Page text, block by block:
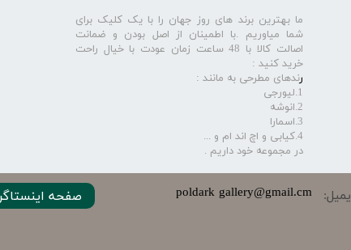
ما بهترین برند های روز جهان را با یک کلیک برای
شما میاوریم .با اطمینان از اصل بودن و ضمانت
اصالت کالا با 48 ساعت زمان عودت با خیال راحت
خرید کنید :
رندهای مطرحی به مانند :
1.لیورجی
2.انوشه
3.اسمارا
4.کیابی و اچ اند ام و ...
در مجموعه خود داریم .​​​​​​​
​​​poldark gallery@gmail.cm صفحه